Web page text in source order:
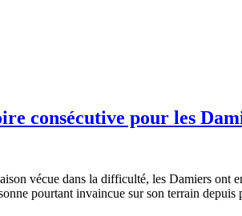
consécutive pour les
vécue dans la difficulté, les Damiers ont
pourtant invaincue sur son terrain